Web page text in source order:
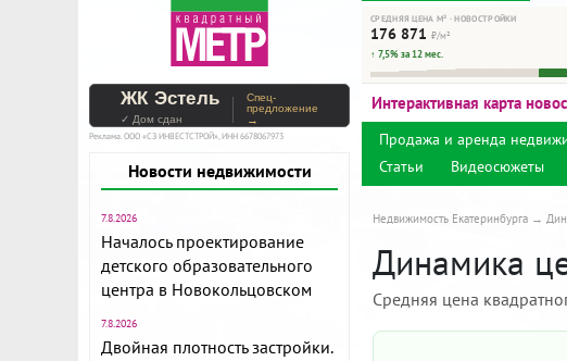
СРЕДНЯЯ ЦЕНА М² · НОВОСТРОЙКИ
176 871 ₽/м²
↑ 7,5% за 12 мес.
ЖК Эстель
✓ Дом сдан
Спец-
предложение
→
Реклама. ООО «СЗ ИНВЕСТСТРОЙ», ИНН 6678067973
Новости недвижимости
7.8.2026
Началось проектирование
детского образовательного
центра в Новокольцовском
7.8.2026
Двойная плотность застройки.
Интерактивная карта
Продажа и аренда
Статьи
Видеосюжеты
Недвижимость Екатеринбурга
Динамика
Средняя цена